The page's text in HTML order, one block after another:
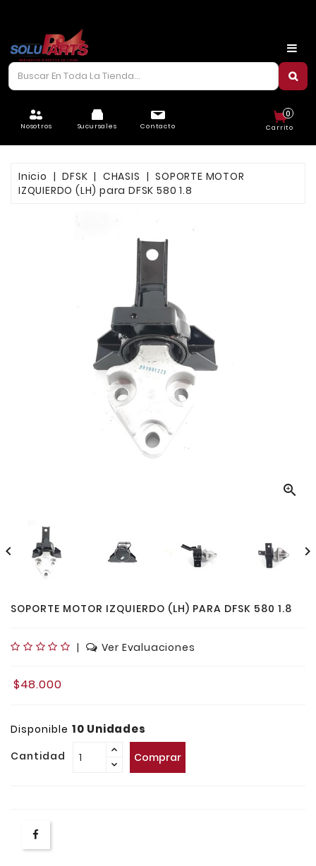
Nosotros Sucursales Contacto Carrito
0
CARROCERÍA
ELÉCTRICO
FRENOS
Inicio DFSK CHASIS
SOPORTE MOTOR
IZQUIERDO (LH) para DFSK 580 1.8

 
SOPORTE MOTOR IZQUIERDO (LH) PARA DFSK 580 1.8
| Ver Evaluaciones
$48.000
Disponible 10 Unidades
Cantidad Comprar